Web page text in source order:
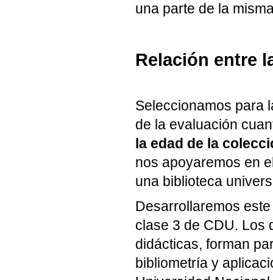
una parte de la
Relación entre
Seleccionamos para
de la evaluación
la edad de la
nos apoyaremos en
una biblioteca
Desarrollaremos
clase 3 de CDU. Los
didácticas, forman
bibliometría y